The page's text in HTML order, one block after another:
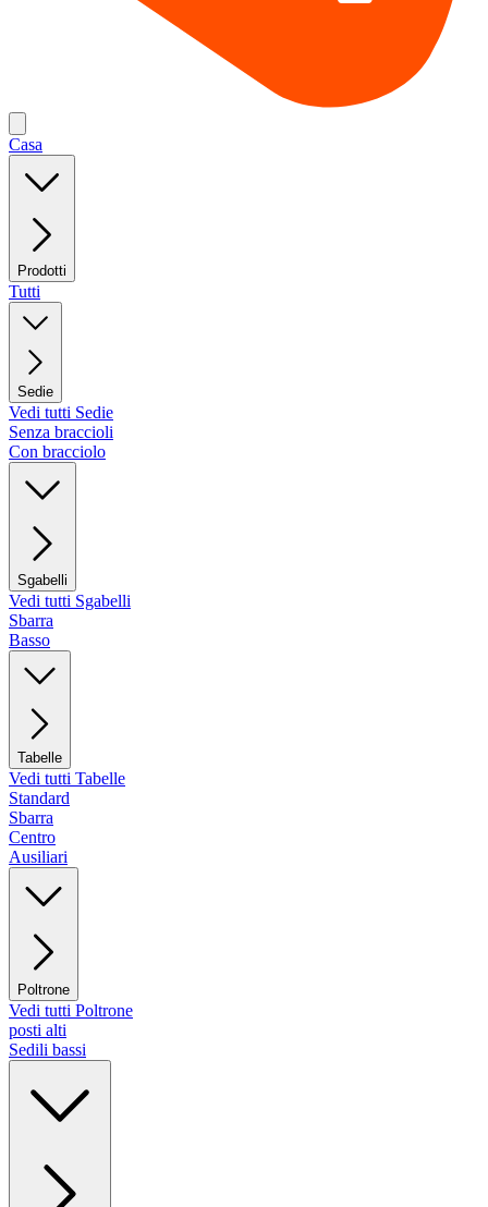
Casa
Prodotti
Tutti
Sedie
Vedi tutti Sedie
Senza braccioli
Con bracciolo
Sgabelli
Vedi tutti Sgabelli
Sbarra
Basso
Tabelle
Vedi tutti Tabelle
Standard
Sbarra
Centro
Ausiliari
Poltrone
Vedi tutti Poltrone
posti alti
Sedili bassi